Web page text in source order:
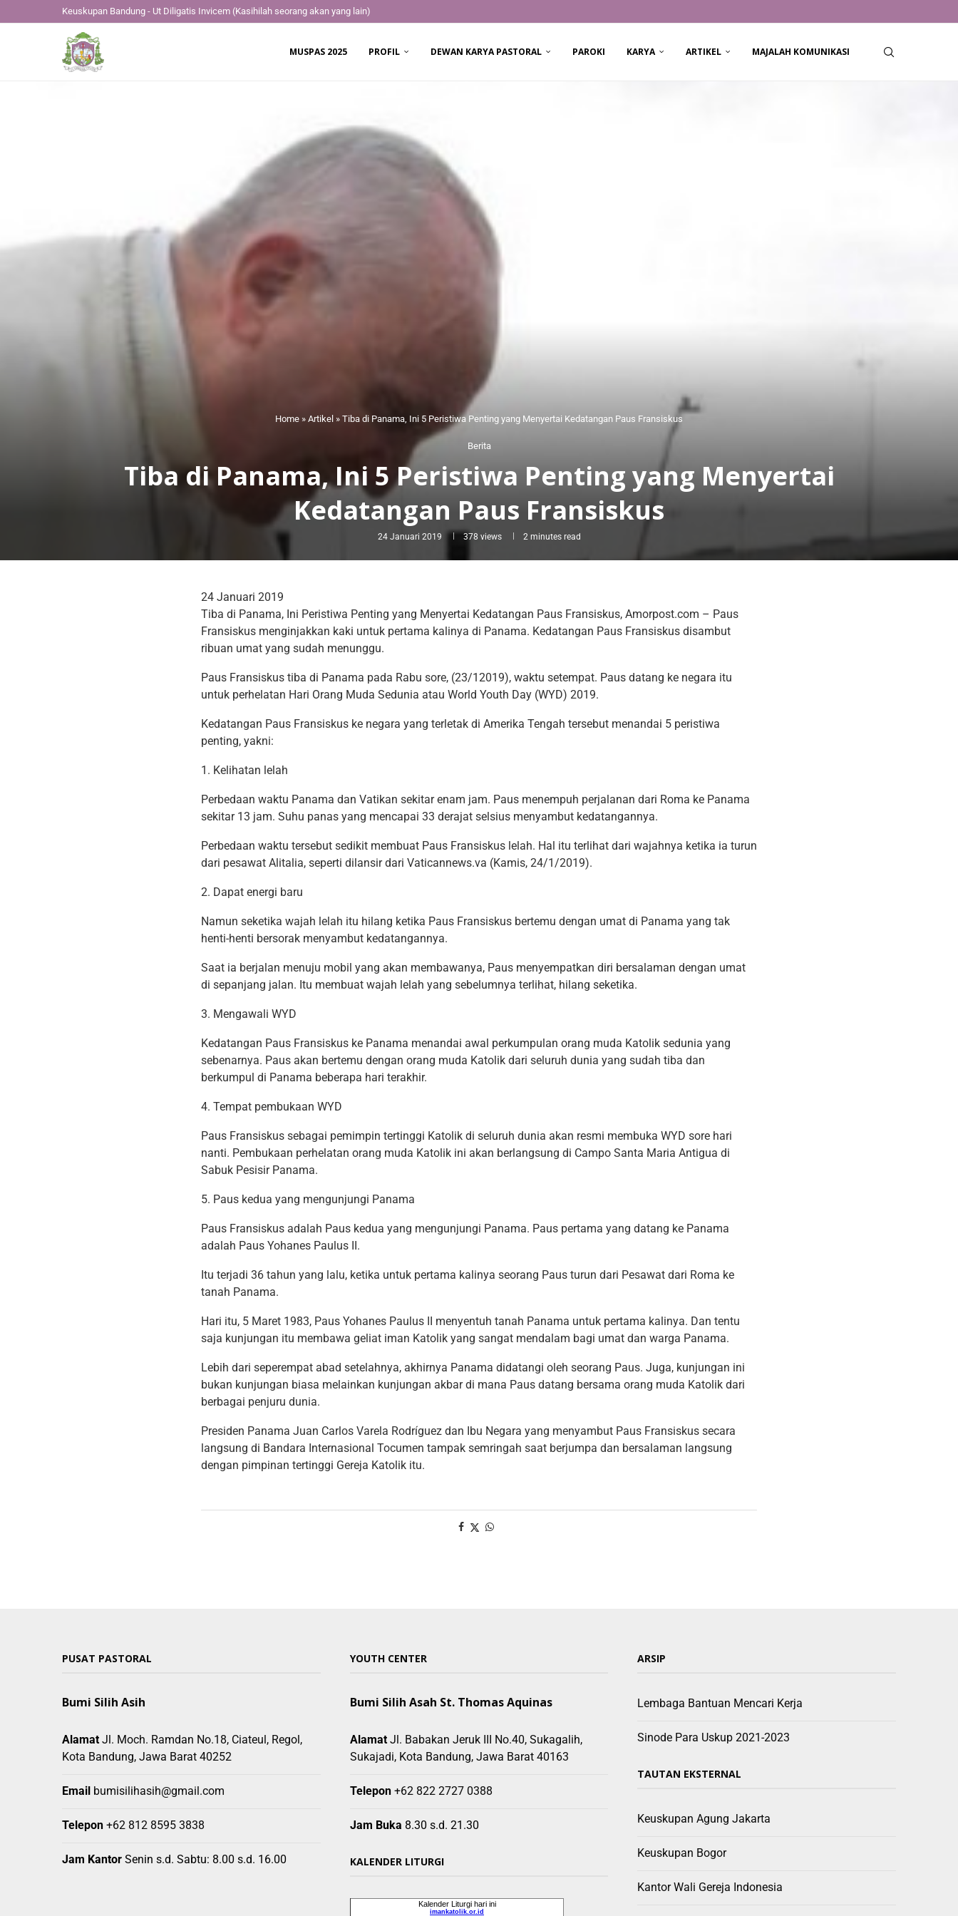
Keuskupan Bandung - Ut Diligatis Invicem (Kasihilah seorang akan yang lain)
MUSPAS 2025 PROFIL DEWAN KARYA PASTORAL PAROKI KARYA ARTIKEL MAJALAH KOMUNIKASI
Home » Artikel » Tiba di Panama, Ini 5 Peristiwa Penting yang Menyertai Kedatangan Paus Fransiskus
Berita
Tiba di Panama, Ini 5 Peristiwa Penting yang Menyertai
Kedatangan Paus Fransiskus
24 Januari 2019 378 views 2 minutes read
24 Januari 2019
Tiba di Panama, Ini Peristiwa Penting yang Menyertai Kedatangan Paus Fransiskus, Amorpost.com – Paus
Fransiskus menginjakkan kaki untuk pertama kalinya di Panama. Kedatangan Paus Fransiskus disambut
ribuan umat yang sudah menunggu.
Paus Fransiskus tiba di Panama pada Rabu sore, (23/12019), waktu setempat. Paus datang ke negara itu
untuk perhelatan Hari Orang Muda Sedunia atau World Youth Day (WYD) 2019.
Kedatangan Paus Fransiskus ke negara yang terletak di Amerika Tengah tersebut menandai 5 peristiwa
penting, yakni:
1. Kelihatan lelah
Perbedaan waktu Panama dan Vatikan sekitar enam jam. Paus menempuh perjalanan dari Roma ke Panama
sekitar 13 jam. Suhu panas yang mencapai 33 derajat selsius menyambut kedatangannya.
Perbedaan waktu tersebut sedikit membuat Paus Fransiskus lelah. Hal itu terlihat dari wajahnya ketika ia turun
dari pesawat Alitalia, seperti dilansir dari Vaticannews.va (Kamis, 24/1/2019).
2. Dapat energi baru
Namun seketika wajah lelah itu hilang ketika Paus Fransiskus bertemu dengan umat di Panama yang tak
henti-henti bersorak menyambut kedatangannya.
Saat ia berjalan menuju mobil yang akan membawanya, Paus menyempatkan diri bersalaman dengan umat
di sepanjang jalan. Itu membuat wajah lelah yang sebelumnya terlihat, hilang seketika.
3. Mengawali WYD
Kedatangan Paus Fransiskus ke Panama menandai awal perkumpulan orang muda Katolik sedunia yang
sebenarnya. Paus akan bertemu dengan orang muda Katolik dari seluruh dunia yang sudah tiba dan
berkumpul di Panama beberapa hari terakhir.
4. Tempat pembukaan WYD
Paus Fransiskus sebagai pemimpin tertinggi Katolik di seluruh dunia akan resmi membuka WYD sore hari
nanti. Pembukaan perhelatan orang muda Katolik ini akan berlangsung di Campo Santa Maria Antigua di
Sabuk Pesisir Panama.
5. Paus kedua yang mengunjungi Panama
Paus Fransiskus adalah Paus kedua yang mengunjungi Panama. Paus pertama yang datang ke Panama
adalah Paus Yohanes Paulus II.
Itu terjadi 36 tahun yang lalu, ketika untuk pertama kalinya seorang Paus turun dari Pesawat dari Roma ke
tanah Panama.
Hari itu, 5 Maret 1983, Paus Yohanes Paulus II menyentuh tanah Panama untuk pertama kalinya. Dan tentu
saja kunjungan itu membawa geliat iman Katolik yang sangat mendalam bagi umat dan warga Panama.
Lebih dari seperempat abad setelahnya, akhirnya Panama didatangi oleh seorang Paus. Juga, kunjungan ini
bukan kunjungan biasa melainkan kunjungan akbar di mana Paus datang bersama orang muda Katolik dari
berbagai penjuru dunia.
Presiden Panama Juan Carlos Varela Rodríguez dan Ibu Negara yang menyambut Paus Fransiskus secara
langsung di Bandara Internasional Tocumen tampak semringah saat berjumpa dan bersalaman langsung
dengan pimpinan tertinggi Gereja Katolik itu.
PUSAT PASTORAL
Bumi Silih Asih
Alamat Jl. Moch. Ramdan No.18, Ciateul, Regol,
Kota Bandung, Jawa Barat 40252
Email bumisilihasih@gmail.com
Telepon +62 812 8595 3838
Jam Kantor Senin s.d. Sabtu: 8.00 s.d. 16.00
YOUTH CENTER
Bumi Silih Asah St. Thomas Aquinas
Alamat Jl. Babakan Jeruk III No.40, Sukagalih,
Sukajadi, Kota Bandung, Jawa Barat 40163
Telepon +62 822 2727 0388
Jam Buka 8.30 s.d. 21.30
KALENDER LITURGI
ARSIP
Lembaga Bantuan Mencari Kerja
Sinode Para Uskup 2021-2023
TAUTAN EKSTERNAL
Keuskupan Agung Jakarta
Keuskupan Bogor
Kantor Wali Gereja Indonesia